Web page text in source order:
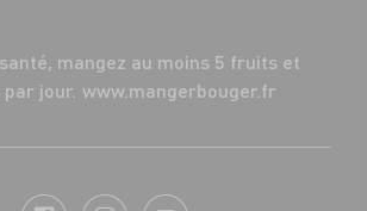
mangez au moins 5 fruits et
jour. www.mangerbouger.fr